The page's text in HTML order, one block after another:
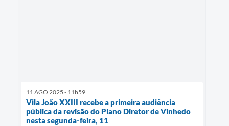
11 AGO 2025 - 11h59
Vila João XXIII recebe a primeira audiência
pública da revisão do Plano Diretor de Vinhedo
nesta segunda-feira, 11